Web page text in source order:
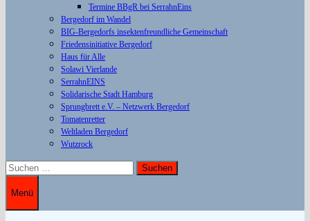
Termine BBgR bei SerrahnEins
Bergedorf im Wandel
BIG-Bergedorfs insektenfreundliche Gemeinschaft
Friedensinitiative Bergedorf
Haus für Alle
Solawi Vierlande
SerrahnEINS
Solidarische Stadt Hamburg
Sprungbrett e.V. – Netzwerk Bergedorf
Tomatenretter
Weltladen Bergedorf
Wutzrock
Suchen
nach:
Menü